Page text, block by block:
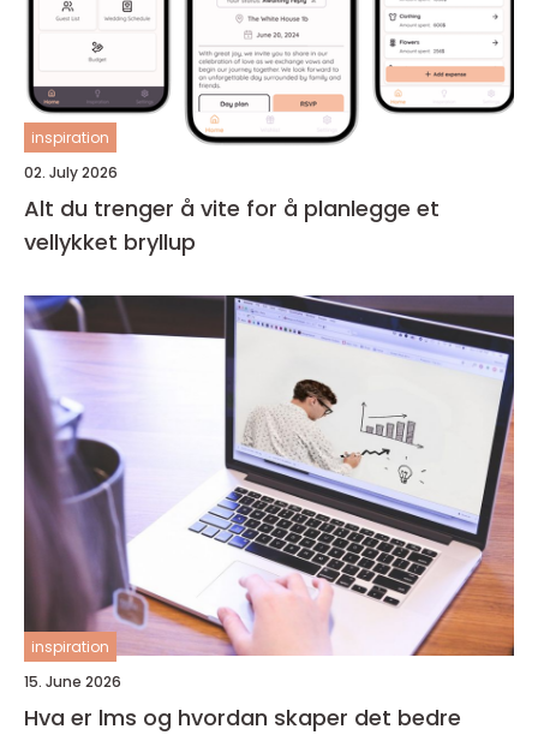
inspiration
02. July 2026
Alt du trenger å vite for å planlegge et
vellykket bryllup
inspiration
15. June 2026
Hva er lms og hvordan skaper det bedre